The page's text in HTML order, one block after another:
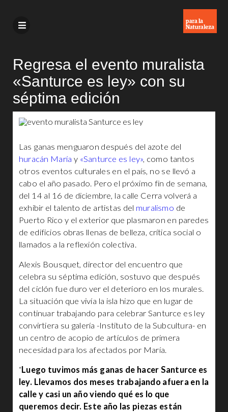
Regresa el evento muralista
«Santurce es ley» con su
séptima edición
Las ganas menguaron después del azote del
huracán María y «Santurce es ley», como tantos
otros eventos culturales en el país, no se llevó a
cabo el año pasado. Pero el próximo fin de semana,
del 14 al 16 de diciembre, la calle Cerra volverá a
exhibir el talento de artistas del muralismo de
Puerto Rico y el exterior que plasmaron en paredes
de edificios obras llenas de belleza, crítica social o
llamados a la reflexión colectiva.
Alexis Bousquet, director del encuentro que
celebra su séptima edición, sostuvo que después
del ciclón fue duro ver el deterioro en los murales.
La situación que vivía la isla hizo que en lugar de
continuar trabajando para celebrar Santurce es ley
convirtiera su galería -Instituto de la Subcultura- en
un centro de acopio de artículos de primera
necesidad para los afectados por María.
“Luego tuvimos más ganas de hacer Santurce es
ley. Llevamos dos meses trabajando afuera en la
calle y casi un año viendo qué es lo que
queremos decir. Este año las piezas están